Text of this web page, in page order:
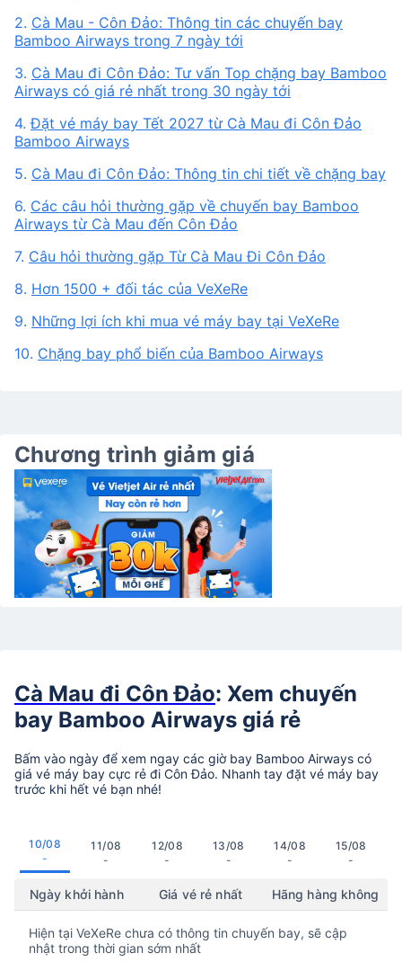
2. Cà Mau - Côn Đảo: Thông tin các chuyến bay
Bamboo Airways trong 7 ngày tới
3. Cà Mau đi Côn Đảo: Tư vấn Top chặng bay Bamboo
Airways có giá rẻ nhất trong 30 ngày tới
4.Đặt vé máy bay Tết 2027 từ Cà Mau đi Côn Đảo
Bamboo Airways
5. Cà Mau đi Côn Đảo: Thông tin chi tiết về chặng bay
6. Các câu hỏi thường gặp về chuyến bay Bamboo
Airways từ Cà Mau đến Côn Đảo
7. Câu hỏi thường gặp Từ Cà Mau Đi Côn Đảo
8. Hơn 1500 + đối tác của VeXeRe
9. Những lợi ích khi mua vé máy bay tại VeXeRe
10. Chặng bay phổ biến của Bamboo Airways
Chương trình giảm giá
Cà Mau đi Côn Đảo: Xem chuyến
bay Bamboo Airways giá rẻ
Bấm vào ngày để xem ngay các giờ bay Bamboo Airways có
giá vé máy bay cực rẻ đi Côn Đảo. Nhanh tay đặt vé máy bay
trước khi hết vé bạn nhé!
10/08
-
11/08
-
12/08
-
13/08
-
14/08
-
15/08
-
Ngày khởi hành Giá vé rẻ nhất Hãng hàng không
Hiện tại VeXeRe chưa có thông tin chuyến bay, sẽ cập
nhật trong thời gian sớm nhất